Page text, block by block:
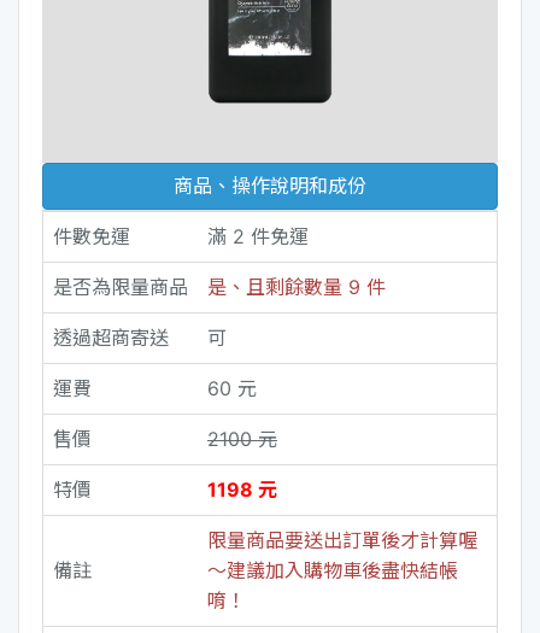
商品、操作說明和成份
件數免運 滿 2 件免運
是否為限量商品 是、且剩餘數量 9 件
透過超商寄送 可
運費 60 元
售價 2100 元
特價 1198 元
備註
限量商品要送出訂單後才計算喔
～建議加入購物車後盡快結帳
唷！